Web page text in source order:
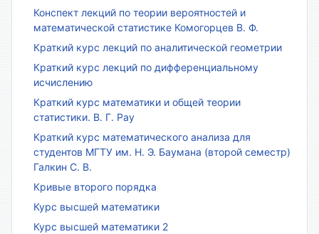
Конспект лекций по теории вероятностей и
математической статистике Комогорцев В. Ф.
Краткий курс лекций по аналитической геометрии
Краткий курс лекций по дифференциальному
исчислению
Краткий курс математики и общей теории
статистики. В. Г. Рау
Краткий курс математического анализа для
студентов МГТУ им. Н. Э. Баумана (второй семестр)
Галкин С. В.
Кривые второго порядка
Курс высшей математики
Курс высшей математики 2